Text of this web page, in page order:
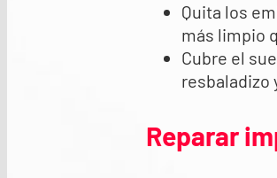
Quita los
más limpio
Cubre el
resbaladizo
Reparar